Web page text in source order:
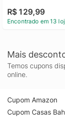
R$ 129,99
Encontrado em 13
Mais
Temos cupons
online.
Cupom Amazon
Cupom Casas